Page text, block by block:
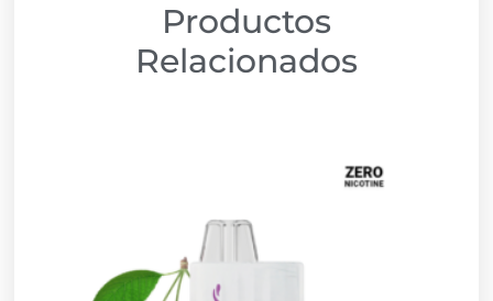
Productos
Relacionados